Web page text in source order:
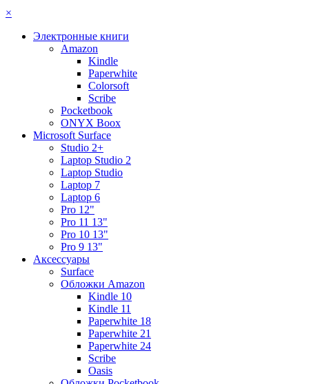
×
Электронные книги
Amazon
Kindle
Paperwhite
Colorsoft
Scribe
Pocketbook
ONYX Boox
Microsoft Surface
Studio 2+
Laptop Studio 2
Laptop Studio
Laptop 7
Laptop 6
Pro 12"
Pro 11 13"
Pro 10 13"
Pro 9 13"
Аксессуары
Surface
Обложки Amazon
Kindle 10
Kindle 11
Paperwhite 18
Paperwhite 21
Paperwhite 24
Scribe
Oasis